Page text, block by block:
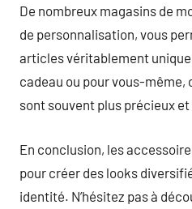
De nombreux magasins de
de personnalisation, vous
articles véritablement
cadeau ou pour vous-
sont souvent plus précieux
En conclusion, les
pour créer des looks
identité. N’hésitez pas à